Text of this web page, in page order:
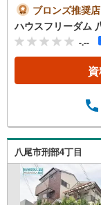
帰りや、
無料送迎
お出かけ
数取り揃
ダード上
ます・当
て頂きま
ございま
店 ----*----
ブロンズ推奨店
ハウスフリーダム
-.--
八尾市刑部4丁目